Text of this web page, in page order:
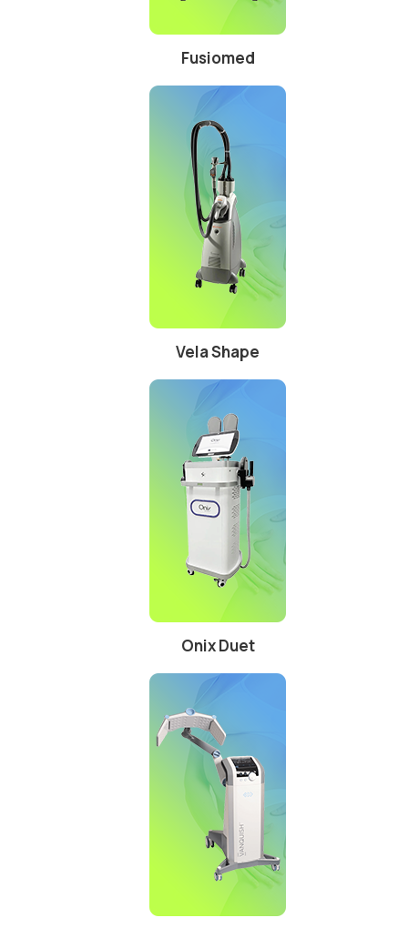
Fusiomed
Vela Shape
Onix Duet